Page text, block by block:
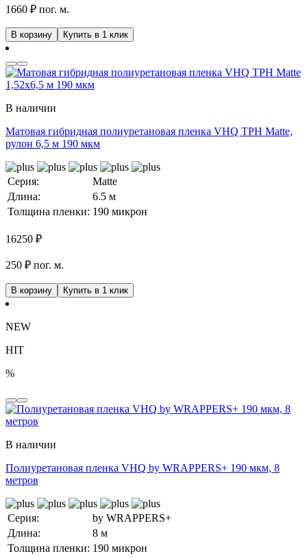
1660 ₽ пог. м.
В корзину Купить в 1 клик
В наличии
Матовая гибридная полиуретановая пленка VHQ TPH Matte,
рулон 6,5 м 190 мкм
Серия:
Matte
Длина:
6.5 м
Толщина пленки: 190 микрон
16250 ₽
250 ₽ пог. м.
В корзину Купить в 1 клик
NEW
HIT
%
В наличии
Полиуретановая пленка VHQ by WRAPPERS+ 190 мкм, 8
метров
Серия:
by WRAPPERS+
Длина:
8 м
Толщина пленки: 190 микрон